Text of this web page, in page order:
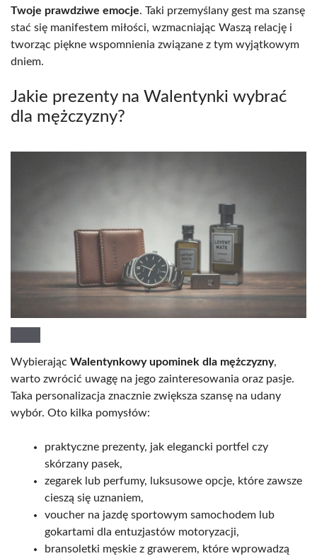
Twoje prawdziwe emocje. Taki przemyślany gest ma szansę
stać się manifestem miłości, wzmacniając Waszą relację i
tworząc piękne wspomnienia związane z tym wyjątkowym
dniem.
Jakie prezenty na Walentynki wybrać
dla mężczyzny?
Wybierając Walentynkowy upominek dla mężczyzny,
warto zwrócić uwagę na jego zainteresowania oraz pasje.
Taka personalizacja znacznie zwiększa szansę na udany
wybór. Oto kilka pomysłów:
praktyczne prezenty, jak elegancki portfel czy
skórzany pasek,
zegarek lub perfumy, luksusowe opcje, które zawsze
cieszą się uznaniem,
voucher na jazdę sportowym samochodem lub
gokartami dla entuzjastów motoryzacji,
bransoletki męskie z grawerem, które wprowadzą